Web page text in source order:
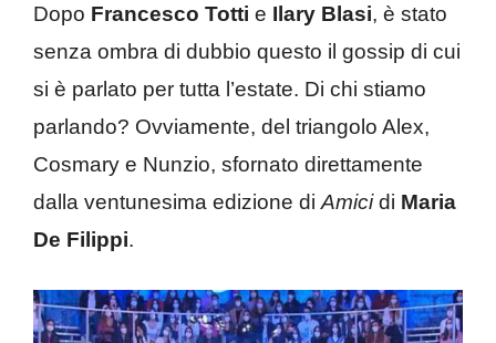
Dopo Francesco Totti e Ilary Blasi, è stato
senza ombra di dubbio questo il gossip di cui
si è parlato per tutta l’estate. Di chi stiamo
parlando? Ovviamente, del triangolo Alex,
Cosmary e Nunzio, sfornato direttamente
dalla ventunesima edizione di Amicidi Maria
De Filippi.